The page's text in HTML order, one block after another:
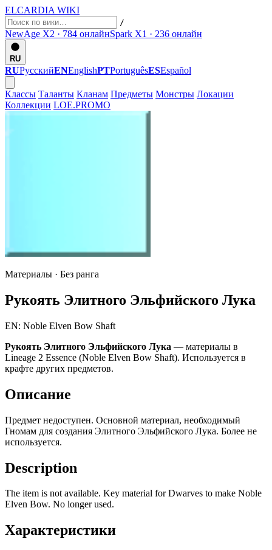
ELCARDIA WIKI
/
NewAge X2 · 784 онлайнSpark X1 · 236 онлайн
RU
RUРусскийENEnglishPTPortuguêsESEspañol
Классы Таланты Кланам Предметы Монстры Локации
Коллекции LOE.PROMO
Материалы · Без ранга
Рукоять Элитного Эльфийского Лука
EN: Noble Elven Bow Shaft
Рукоять Элитного Эльфийского Лука — материалы в
Lineage 2 Essence (Noble Elven Bow Shaft). Используется в
крафте других предметов.
Описание
Предмет недоступен. Основной материал, необходимый
Гномам для создания Элитного Эльфийского Лука. Более не
используется.
Description
The item is not available. Key material for Dwarves to make Noble
Elven Bow. No longer used.
Характеристики